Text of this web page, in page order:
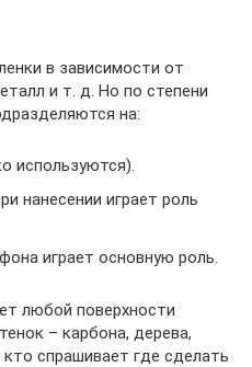
в зависимости от
и т. д. Но по степени
на:
используются).
нанесении играет роль
играет основную роль.
любой поверхности
– карбона, дерева,
спрашивает где сделать